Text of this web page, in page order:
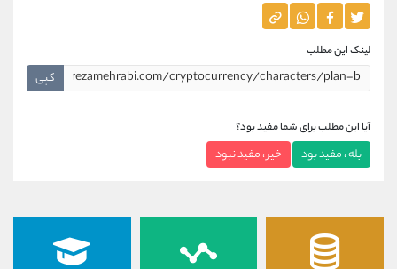
لینک این مطلب
کپی
آیا این مطلب برای شما مفید بود؟
بله ، مفید بود خیر ، مفید نبود